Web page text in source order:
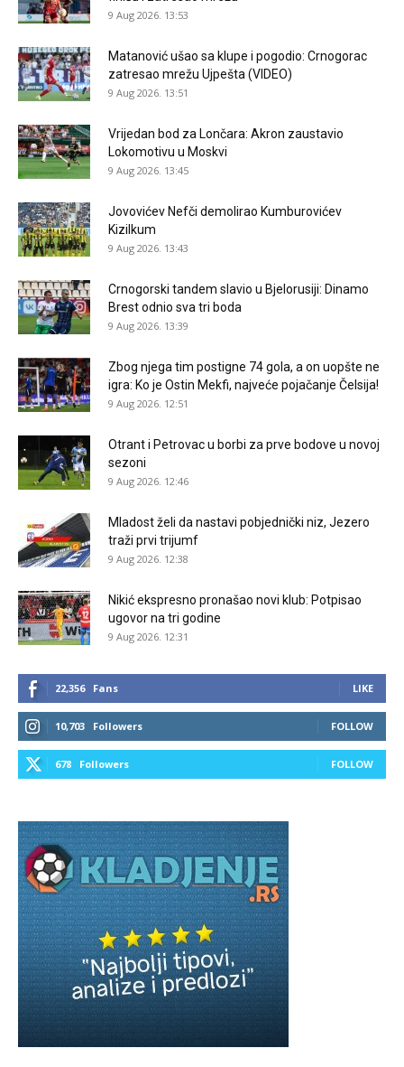
9 Aug 2026. 13:53
Matanović ušao sa klupe i pogodio: Crnogorac
zatresao mrežu Ujpešta (VIDEO)
9 Aug 2026. 13:51
Vrijedan bod za Lončara: Akron zaustavio
Lokomotivu u Moskvi
9 Aug 2026. 13:45
Jovovićev Nefči demolirao Kumburovićev
Kizilkum
9 Aug 2026. 13:43
Crnogorski tandem slavio u Bjelorusiji: Dinamo
Brest odnio sva tri boda
9 Aug 2026. 13:39
Zbog njega tim postigne 74 gola, a on uopšte ne
igra: Ko je Ostin Mekfi, najveće pojačanje Čelsija!
9 Aug 2026. 12:51
Otrant i Petrovac u borbi za prve bodove u novoj
sezoni
9 Aug 2026. 12:46
Mladost želi da nastavi pobjednički niz, Jezero
traži prvi trijumf
9 Aug 2026. 12:38
Nikić ekspresno pronašao novi klub: Potpisao
ugovor na tri godine
9 Aug 2026. 12:31
22,356 Fans LIKE
10,703 Followers FOLLOW
678 Followers FOLLOW